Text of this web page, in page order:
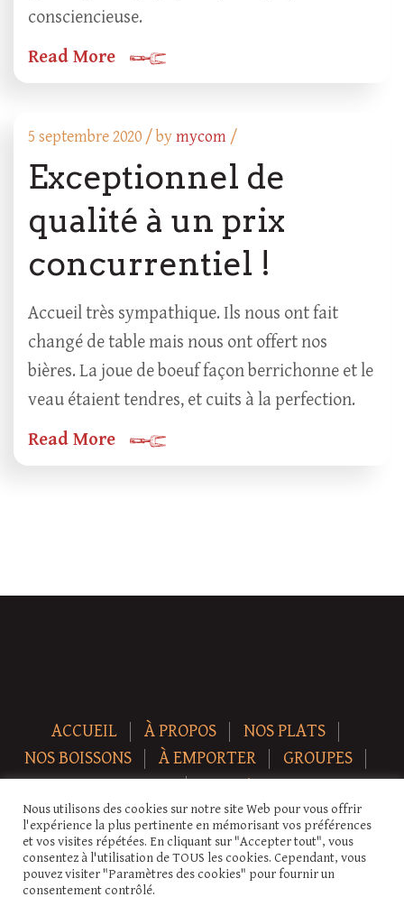
consciencieuse.
Read More
5 septembre 2020 /bymycom /
Exceptionnel de
qualité à un prix
concurrentiel !
Accueil très sympathique. Ils nous ont fait
changé de table mais nous ont offert nos
bières. La joue de boeuf façon berrichonne et le
veau étaient tendres, et cuits à la perfection.
Read More
ACCUEIL À PROPOS
NOS PLATS
NOS BOISSONS
À EMPORTER
GROUPES
NEWS
CONTACT
Copyright © 2026 Auberge-ecurie. Tous droits réservés.
Nous utilisons des cookies sur notre site Web pour vous offrir
l'expérience la plus pertinente en mémorisant vos préférences
et vos visites répétées. En cliquant sur "Accepter tout", vous
consentez à l'utilisation de TOUS les cookies. Cependant, vous
pouvez visiter "Paramètres des cookies" pour fournir un
consentement contrôlé.